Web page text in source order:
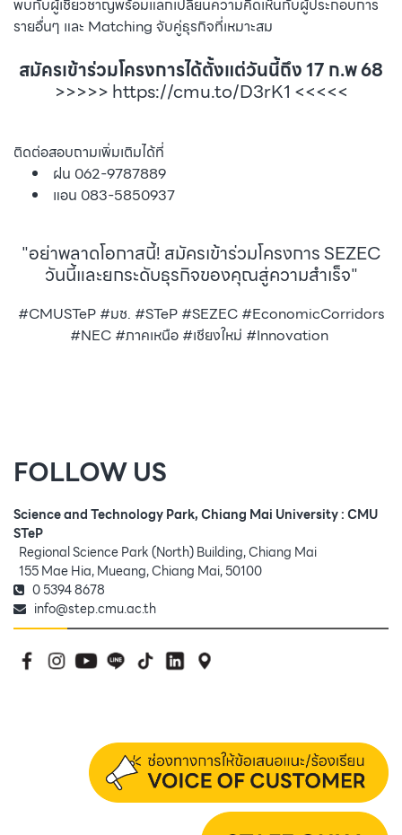
พบกับผู้เชี่ยวชาญพร้อมแลกเปลี่ยนความคิดเห็นกับผู้ประกอบการ
รายอื่นๆ และ Matching จับคู่ธุรกิจที่เหมาะสม
สมัครเข้าร่วมโครงการได้ตั้งแต่วันนี้ถึง 17 ก.พ 68
>>>>>https://cmu.to/D3rK1 <<<<<
ติดต่อสอบถามเพิ่มเติมได้ที่
ฝน 062-9787889
แอน 083-5850937
"อย่าพลาดโอกาสนี้! สมัครเข้าร่วมโครงการ SEZEC
วันนี้และยกระดับธุรกิจของคุณสู่ความสำเร็จ"
#CMUSTeP #มช. #STeP #SEZEC #EconomicCorridors
#NEC #ภาคเหนือ #เชียงใหม่ #Innovation
FOLLOW US
Science and Technology Park, Chiang Mai University : CMU
STeP
Regional Science Park (North) Building, Chiang Mai
155 Mae Hia, Mueang, Chiang Mai, 50100
0 5394 8678
info@step.cmu.ac.th